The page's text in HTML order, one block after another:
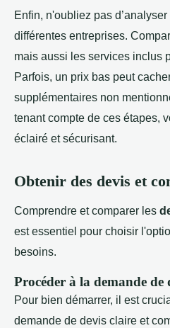
Enfin, n'oubliez pas d’analyser
différentes entreprises.
mais aussi les services inclus
Parfois, un prix bas peut
supplémentaires non
tenant compte de ces étapes,
éclairé et sécurisant.
Obtenir des devis et
Comprendre et comparer les
est essentiel pour choisir
besoins.
Procéder à la demande de
Pour bien démarrer, il est
demande de devis claire et